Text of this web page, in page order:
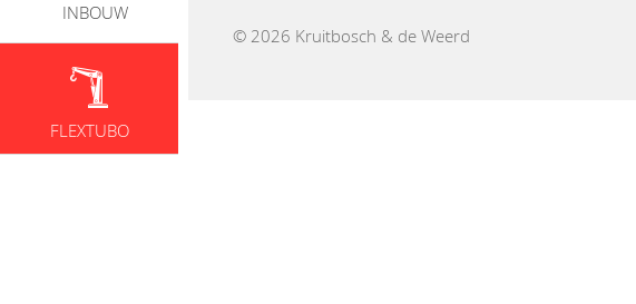
INBOUW
FLEXTUBO
© 2026 Kruitbosch & de Weerd